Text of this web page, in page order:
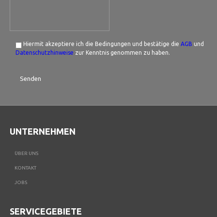
Hiermit akzeptiere ich die Bedingungen und bestätige die AGB und
Datenschutzhinweise zur Kenntnis genommen zu haben.
UNTERNEHMEN
ÜBER UNS
KONTAKT
JOBS
SERVICEGEBIETE